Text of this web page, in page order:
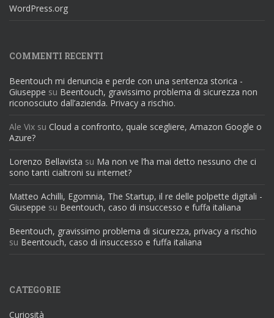
WordPress.org
COMMENTI RECENTI
Beentouch mi denuncia e perde con una sentenza storica -
Giuseppe su Beentouch, gravissimo problema di sicurezza non
riconosciuto dall’azienda. Privacy a rischio.
Ale Vix su Cloud a confronto, quale scegliere, Amazon Google o
Azure?
Lorenzo Bellavista su Ma non ve l’ha mai detto nessuno che ci
sono tanti cialtroni su internet?
Matteo Achilli, Egomnia, The Startup, il re delle polpette digitali -
Giuseppe su Beentouch, caso di insuccesso e fuffa italiana
Beentouch, gravissimo problema di sicurezza, privacy a rischio
su Beentouch, caso di insuccesso e fuffa italiana
CATEGORIE
Curiosità